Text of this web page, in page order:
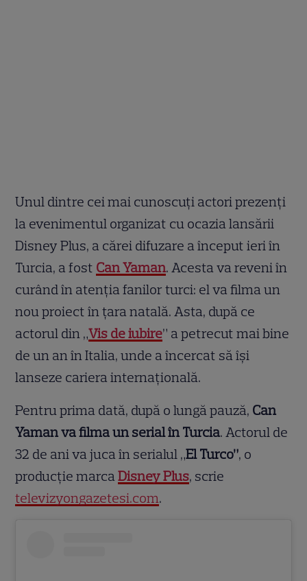
Unul dintre cei mai cunoscuți actori prezenți
la evenimentul organizat cu ocazia lansării
Disney Plus, a cărei difuzare a început ieri în
Turcia, a fost Can Yaman. Acesta va reveni în
curând în atenția fanilor turci: el va filma un
nou proiect în țara natală. Asta, după ce
actorul din „Vis de iubire” a petrecut mai bine
de un an în Italia, unde a încercat să își
lanseze cariera internațională.
Pentru prima dată, după o lungă pauză, Can
Yaman va filma un serial în Turcia. Actorul de
32 de ani va juca în serialul „El Turco”, o
producție marcaDisney Plus, scrie
televizyongazetesi.com.